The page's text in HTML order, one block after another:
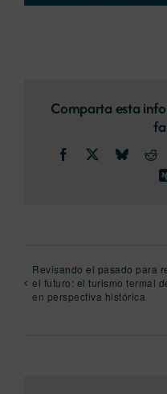
Comparta esta
Facebook Bluesky
Revisando el pasado para
el futuro: el turismo termal
en perspectiva histórica